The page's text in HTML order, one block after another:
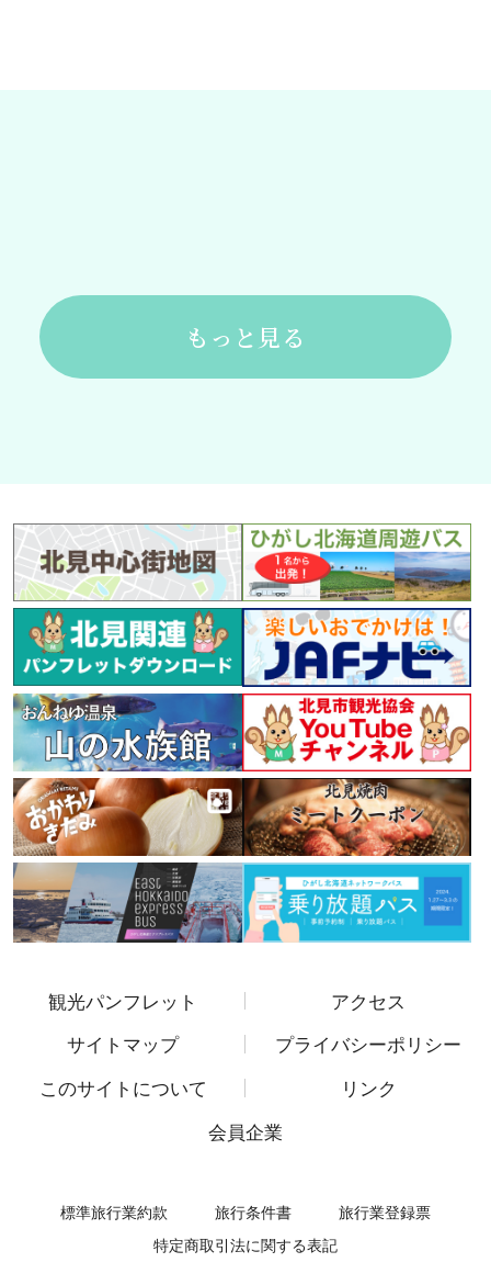
もっと見る
観光パンフレット
アクセス
サイトマップ
プライバシーポリシー
このサイトについて
リンク
会員企業
標準旅行業約款 旅行条件書
旅行業登録票
特定商取引法に関する表記